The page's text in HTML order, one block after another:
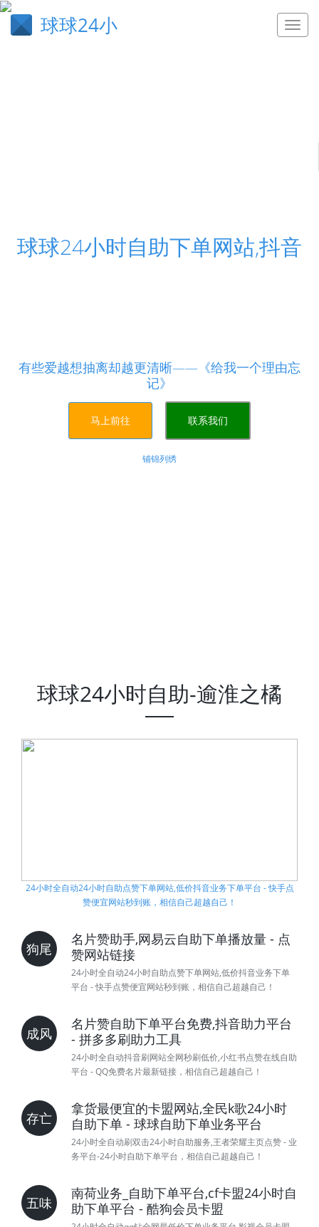
球球24小
球球24小时自助下单网站,抖音
有些爱越想抽离却越更清晰——《给我一个理由忘
记》
马上前往 联系我们
铺锦列绣
球球24小时自助-逾淮之橘
24小时全自动24小时自助点赞下单网站,低价抖音业务下单平台 - 快手点
赞便宜网站秒到账，相信自己超越自己！
狗尾
名片赞助手,网易云自助下单播放量 - 点
赞网站链接
24小时全自动24小时自助点赞下单网站,低价抖音业务下单
平台 - 快手点赞便宜网站秒到账，相信自己超越自己！
成风
名片赞自助下单平台免费,抖音助力平台
- 拼多多刷助力工具
24小时全自动抖音刷网站全网秒刷低价,小红书点赞在线自助
平台 - QQ免费名片最新链接，相信自己超越自己！
存亡
拿货最便宜的卡盟网站,全民k歌24小时
自助下单 - 球球自助下单业务平台
24小时全自动刷双击24小时自助服务,王者荣耀主页点赞 - 业
务平台-24小时自助下单平台，相信自己超越自己！
五味
南荷业务_自助下单平台,cf卡盟24小时自
助下单平台 - 酷狗会员卡盟